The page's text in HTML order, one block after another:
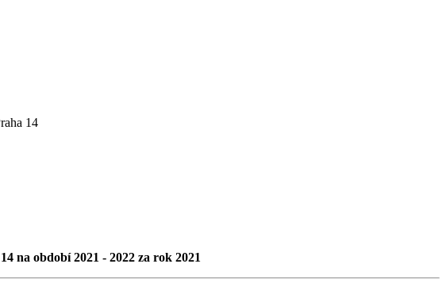
14
na období 2021 - 2022 za rok 2021